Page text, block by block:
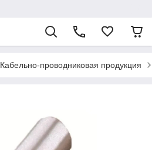
Кабельно-проводниковая продукция